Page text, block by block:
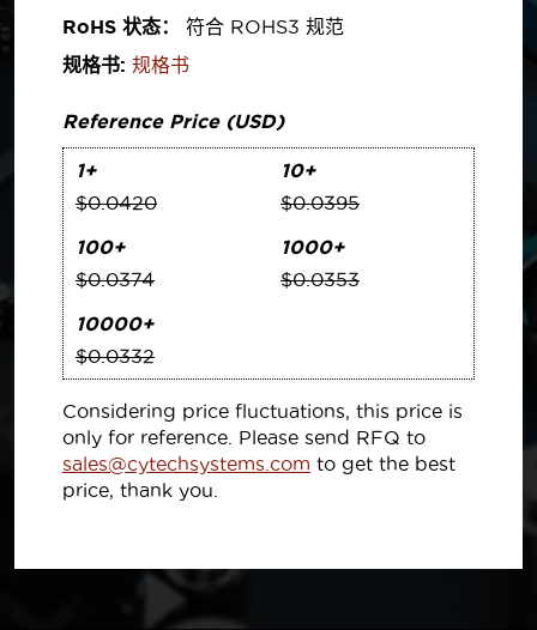
RoHS 状态：
符合 ROHS3 规范
规格书: 规格书
Reference Price (USD)
1+
$0.0420
10+
$0.0395
100+
$0.0374
1000+
$0.0353
10000+
$0.0332
Considering price fluctuations, this price is
only for reference. Please send RFQ to
sales@cytechsystems.com to get the best
price, thank you.